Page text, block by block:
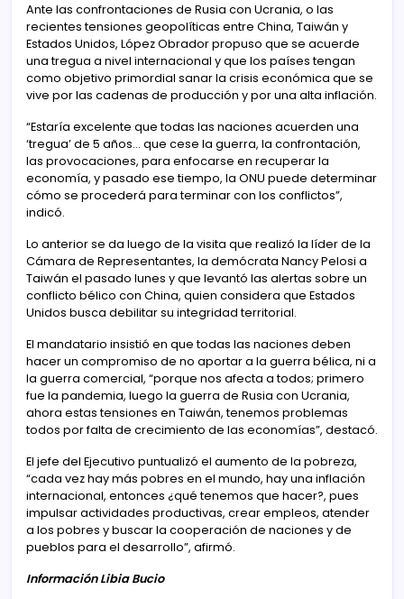
Ante las confrontaciones de Rusia con Ucrania, o las
recientes tensiones geopolíticas entre China, Taiwán y
Estados Unidos, López Obrador propuso que se acuerde
una tregua a nivel internacional y que los países tengan
como objetivo primordial sanar la crisis económica que se
vive por las cadenas de producción y por una alta inflación.
“Estaría excelente que todas las naciones acuerden una
‘tregua’ de 5 años… que cese la guerra, la confrontación,
las provocaciones, para enfocarse en recuperar la
economía, y pasado ese tiempo, la ONU puede determinar
cómo se procederá para terminar con los conflictos”,
indicó.
Lo anterior se da luego de la visita que realizó la líder de la
Cámara de Representantes, la demócrata Nancy Pelosi a
Taiwán el pasado lunes y que levantó las alertas sobre un
conflicto bélico con China, quien considera que Estados
Unidos busca debilitar su integridad territorial.
El mandatario insistió en que todas las naciones deben
hacer un compromiso de no aportar a la guerra bélica, ni a
la guerra comercial, “porque nos afecta a todos; primero
fue la pandemia, luego la guerra de Rusia con Ucrania,
ahora estas tensiones en Taiwán, tenemos problemas
todos por falta de crecimiento de las economías”, destacó.
El jefe del Ejecutivo puntualizó el aumento de la pobreza,
“cada vez hay más pobres en el mundo, hay una inflación
internacional, entonces ¿qué tenemos que hacer?, pues
impulsar actividades productivas, crear empleos, atender
a los pobres y buscar la cooperación de naciones y de
pueblos para el desarrollo”, afirmó.
Información Libia Bucio